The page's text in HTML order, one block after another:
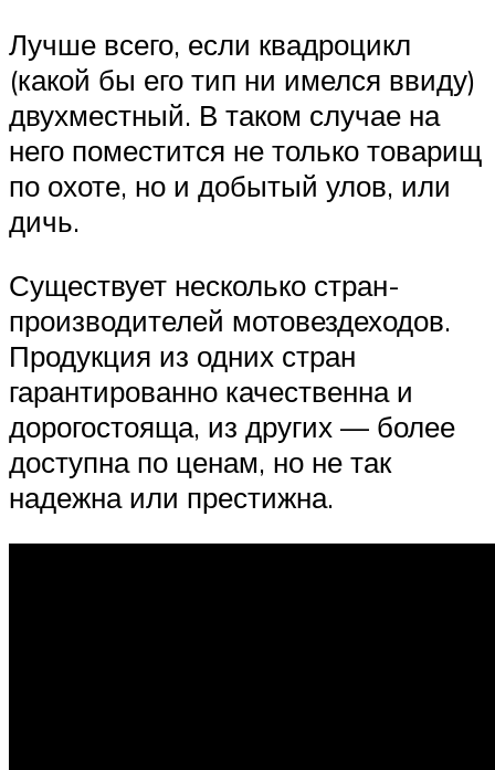
Лучше всего, если квадроцикл
(какой бы его тип ни имелся ввиду)
двухместный. В таком случае на
него поместится не только товарищ
по охоте, но и добытый улов, или
дичь.
Существует несколько стран-
производителей мотовездеходов.
Продукция из одних стран
гарантированно качественна и
дорогостояща, из других — более
доступна по ценам, но не так
надежна или престижна.